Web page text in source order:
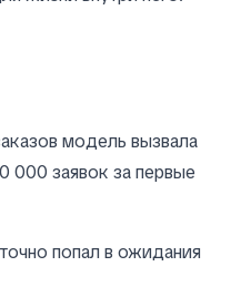
модель вызвала
заявок за первые
попал в ожидания